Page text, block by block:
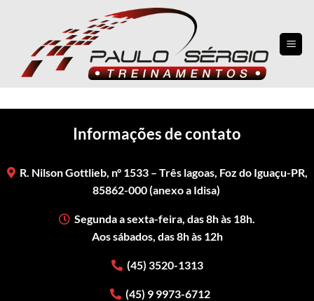
Informações de contato
R. Nilson Gottlieb, n° 1533 – Três lagoas, Foz do Iguaçu-PR,
85862-000 (anexo a Idisa)
Segunda a sexta-feira, das 8h às 18h.
Aos sábados, das 8h às 12h
(45) 3520-1313
(45) 9 9973-6712